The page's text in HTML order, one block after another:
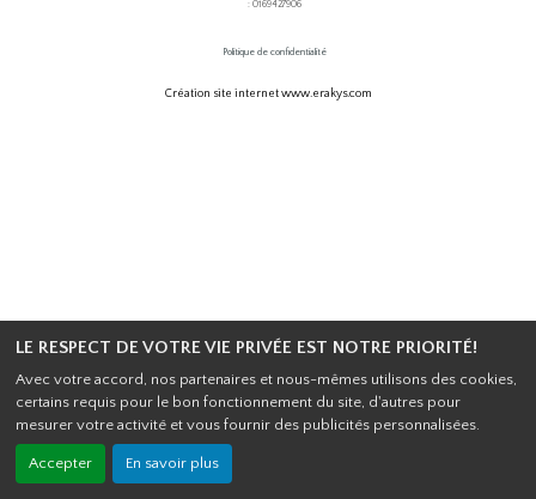
LE RESPECT DE VOTRE VIE PRIVÉE EST NOTRE PRIORITÉ!
Avec votre accord, nos partenaires et nous-mêmes utilisons des cookies,
certains requis pour le bon fonctionnement du site, d'autres pour
mesurer votre activité et vous fournir des publicités personnalisées.
Accepter En savoir plus
: 0169427906
Politique de confidentialité
Création site internet www.erakys.com